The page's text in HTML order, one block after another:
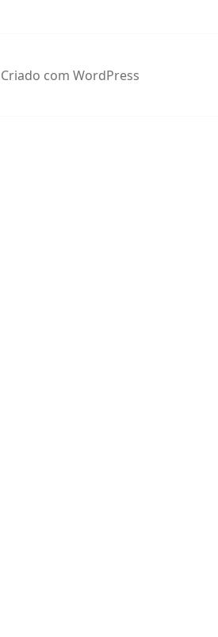
Criado com WordPress